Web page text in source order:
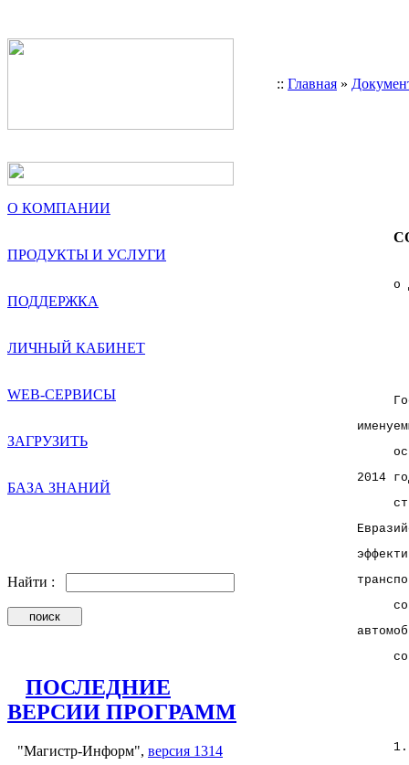
:: Главная »
О КОМПАНИИ
ПРОДУКТЫ И УСЛУГИ
ПОДДЕРЖКА
ЛИЧНЫЙ КАБИНЕТ
WEB-СЕРВИСЫ
ЗАГРУЗИТЬ
БАЗА ЗНАНИЙ
Найти :
ПОСЛЕДНИЕ
ВЕРСИИ ПРОГРАММ
"Магистр-Информ", версия 1314
о
2014
1. Для